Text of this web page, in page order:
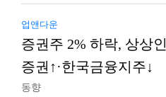
업앤다운
증권주 2% 하락, 상상인
증권↑·한국금융지주↓
동향